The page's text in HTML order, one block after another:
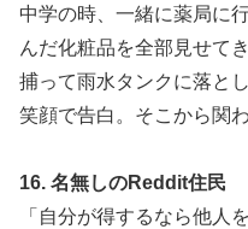
中学の時、一緒に薬局に
んだ化粧品を全部見せて
捕って雨水タンクに落と
笑顔で告白。そこから関
16. 名無しのReddit住民
「自分が得するなら他人